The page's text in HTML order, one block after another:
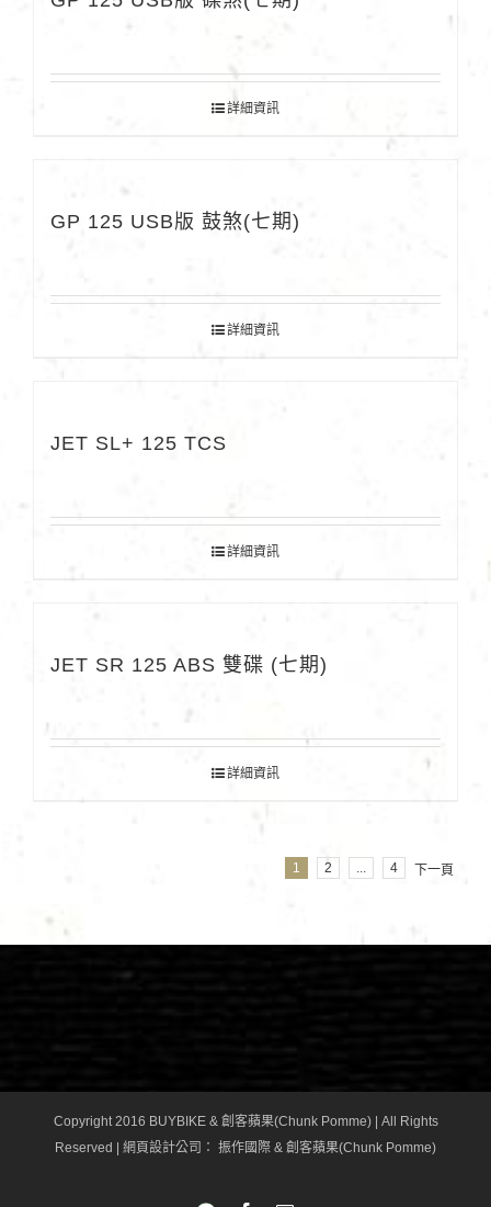
詳細資訊
GP 125 USB版 鼓煞(七期)
詳細資訊
JET SL+ 125 TCS
詳細資訊
JET SR 125 ABS 雙碟 (七期)
詳細資訊
1 2 ... 4 下一頁
Copyright 2016 BUYBIKE & 創客蘋果(Chunk Pomme) | All Rights
Reserved | 網頁設計公司 ： 振作國際 & 創客蘋果(Chunk Pomme)